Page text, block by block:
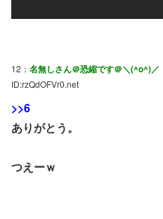
12： 名無しさん＠恐縮です＠＼(^o^)／
ID:rzQdOFVr0.net
>>6
ありがとう。
つえーｗ